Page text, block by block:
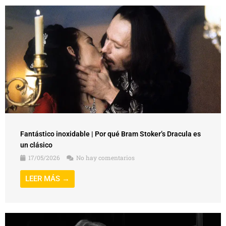
Fantástico inoxidable | Por qué Bram Stoker’s Dracula es
un clásico
17/05/2026
No hay comentarios
LEER MÁS →